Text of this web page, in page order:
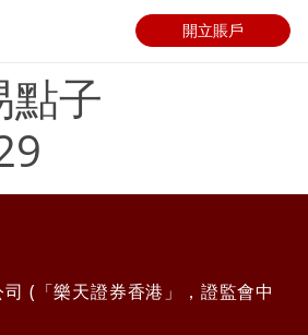
開立賬戶
點子
(「樂天證券香港」，證監會中